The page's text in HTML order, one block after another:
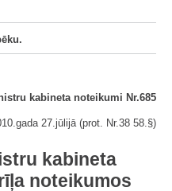
kabineta noteikumi Nr.685
27.jūlijā (prot. Nr.38 58.§)
kabineta
noteikumos